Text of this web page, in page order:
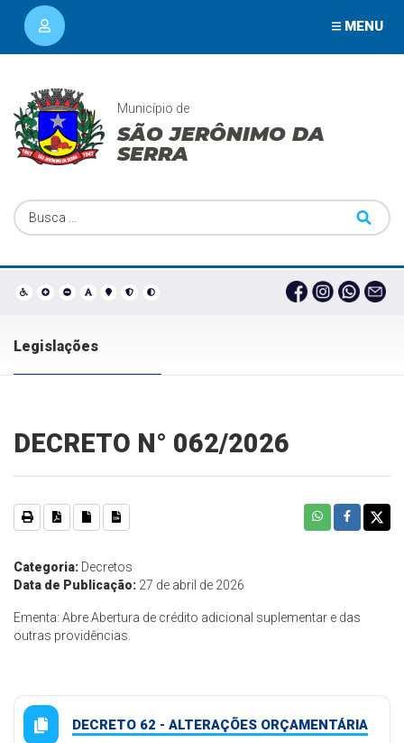
MENU
Município de
SÃO JERÔNIMO DA
SERRA
Legislações
DECRETO N° 062/2026
Categoria: Decretos
Data de Publicação: 27 de abril de 2026
Ementa: Abre Abertura de crédito adicional suplementar e das
outras providências.
DECRETO 62 - ALTERAÇÕES ORÇAMENTÁRIA